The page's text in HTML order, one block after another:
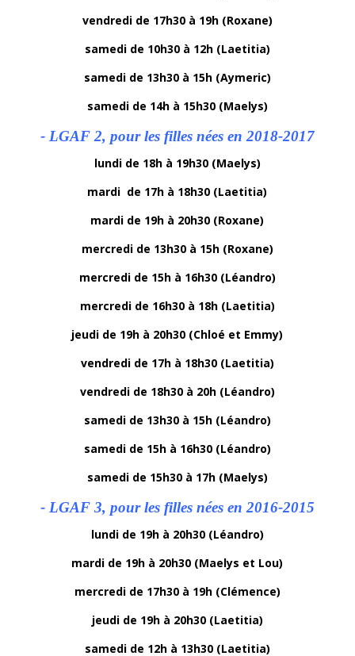
vendredi de 17h30 à 19h (Roxane)
samedi de 10h30 à 12h (Laetitia)
samedi de 13h30 à 15h (Aymeric)
samedi de 14h à 15h30 (Maelys)
- LGAF 2, pour les filles nées en 2018-2017
lundi de 18h à 19h30 (Maelys)
mardi de 17h à 18h30 (Laetitia)
mardi de 19h à 20h30 (Roxane)
mercredi de 13h30 à 15h (Roxane)
mercredi de 15h à 16h30 (Léandro)
mercredi de 16h30 à 18h (Laetitia)
jeudi de 19h à 20h30 (Chloé et Emmy)
vendredi de 17h à 18h30 (Laetitia)
vendredi de 18h30 à 20h (Léandro)
samedi de 13h30 à 15h (Léandro)
samedi de 15h à 16h30 (Léandro)
samedi de 15h30 à 17h (Maelys)
- LGAF 3, pour les filles nées en 2016-2015
lundi de 19h à 20h30 (Léandro)
mardi de 19h à 20h30 (Maelys et Lou)
mercredi de 17h30 à 19h (Clémence)
jeudi de 19h à 20h30 (Laetitia)
samedi de 12h à 13h30 (Laetitia)